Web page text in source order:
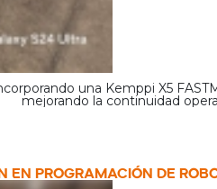
una Kemppi X5
mejorando la continuidad
EN PROGRAMACIÓN DE